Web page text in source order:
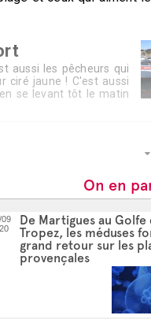
aussi les pêcheurs qui
ciré jaune ! C'est aussi
se levant tôt le matin
On en
09
De Martigues au Golfe
Tropez, les méduses
grand retour sur les
provençales